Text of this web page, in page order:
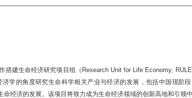
搭建生命经济研究项目组（Research Unit for Life Economy,
学的角度研究生命科学相关产业与经济的发展，包括中国现阶
经济的发展。该项目将致力成为生命经济领域的创新高地和引领中